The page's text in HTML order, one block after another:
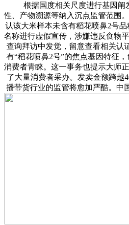
根据国度相关尺度进行基因阐发
性、产物溯源等纳入沉点监管范围
认该大米样本未含有稻花喷鼻2号
名称进行虚假宣传，涉嫌违反食物
查询拜访中发觉，留意查看相关认
有“稻花喷鼻2号”的焦点基因特征
消费者青睐。这一事务也提示大师
了大量消费者采办。发卖金额跨越
播带货行业的监管将愈加严酷。中